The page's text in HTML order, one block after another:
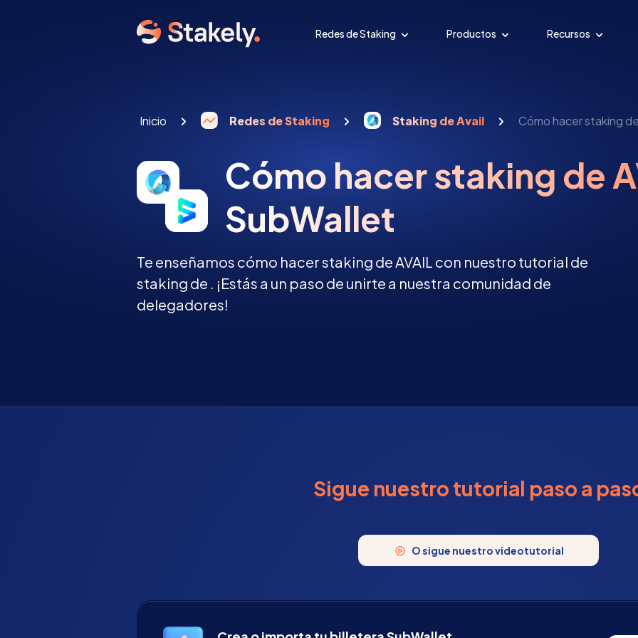
Redes de Staking Productos Recursos
Inicio Redes de Staking Staking de Avail Cómo hacer staking
Cómo hacer staking de
SubWallet
Te enseñamos cómo hacer staking de AVAIL con nuestro tutorial de
staking de . ¡Estás a un paso de unirte a nuestra comunidad de
delegadores!
Sigue nuestro tutorial paso a
O sigue nuestro videotutorial